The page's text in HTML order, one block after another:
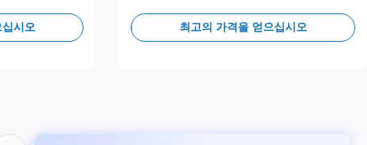
확성을 위해
기를 지원합니
시오
성과 정확성을 위해 100회 이상의 오토클레이
브 주기를 지원합니다.
최고의 가격을 얻으십시오